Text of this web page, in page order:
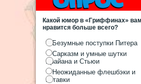
Какой юмор в «Гриффинах» вам
нравится больше всего?
Безумные поступки Питера
Сарказм и умные шутки
Брайана и Стьюи
Неожиданные флешбэки и
вставки